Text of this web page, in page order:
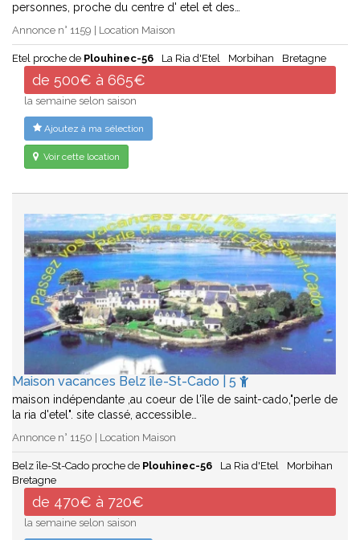
personnes, proche du centre d' etel et des…
Annonce n° 1159 | Location Maison
Etel proche de Plouhinec-56 La Ria d'Etel Morbihan Bretagne
de 500€ à 665€
la semaine selon saison
Ajoutez à ma sélection
Voir cette location
Maison vacances Belz île-St-Cado | 5
maison indépendante ,au coeur de l'île de saint-cado,"perle de
la ria d'etel". site classé, accessible…
Annonce n° 1150 | Location Maison
Belz île-St-Cado proche de Plouhinec-56 La Ria d'Etel
Morbihan
Bretagne
de 470€ à 720€
la semaine selon saison